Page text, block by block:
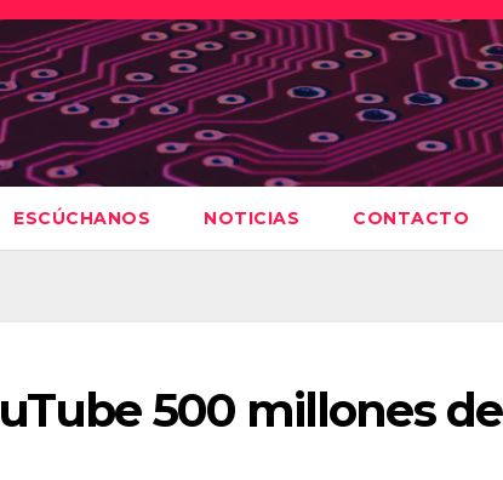
ESCÚCHANOS NOTICIAS CONTACTO
500 millones de